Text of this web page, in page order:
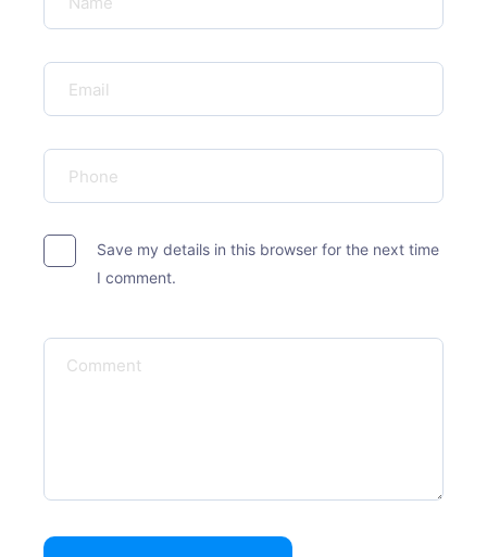
Save my details in this browser for the next time
I comment.